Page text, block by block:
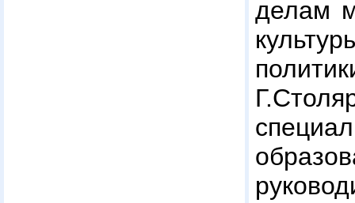
делам